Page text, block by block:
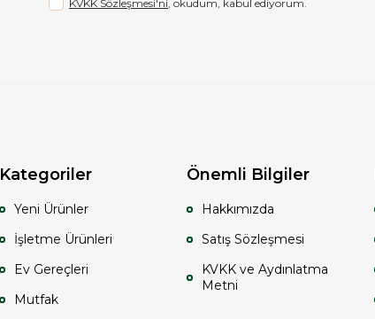
KVKK Sözleşmesi'ni , okudum, kabul ediyorum.
Kategoriler
Yeni Ürünler
İşletme Ürünleri
Ev Gereçleri
Mutfak
Önemli Bilgiler
Hakkımızda
Satış Sözleşmesi
KVKK ve Aydınlatma
Metni